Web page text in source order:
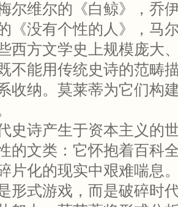
尔维尔的《白鲸》，乔
《没有个性的人》，马
方文学史上规模庞大
不能用传统史诗的范畴
收纳。莫莱蒂为它们构
史诗产生于资本主义的
的文类：它怀抱着百科
片化的现实中艰难喘息
形式游戏，而是破碎时